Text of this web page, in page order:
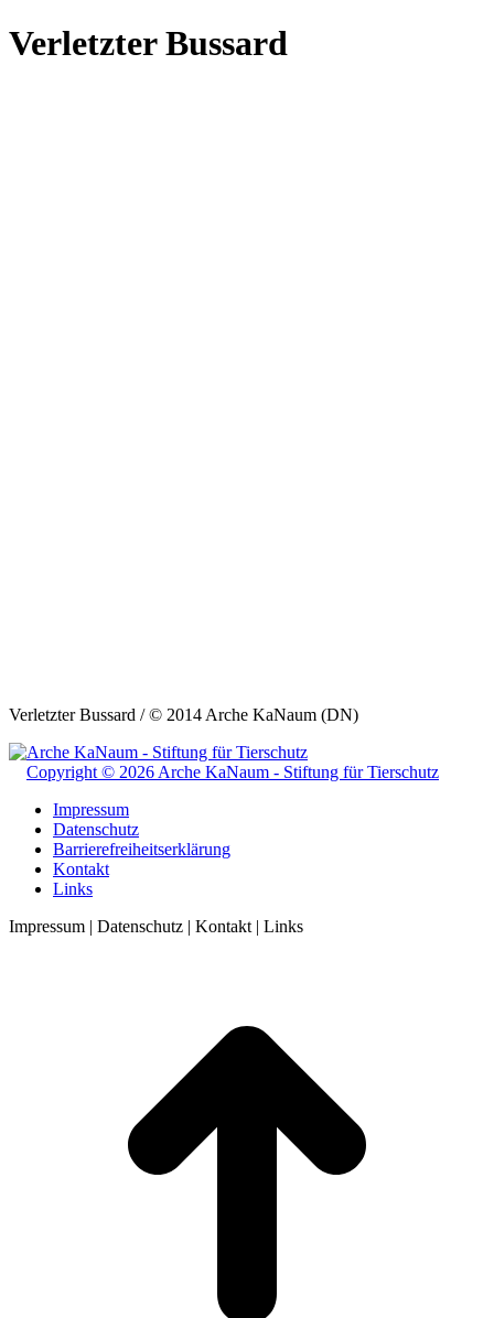
Verletzter Bussard
Verletzter Bussard / © 2014 Arche KaNaum (DN)
Copyright © 2026 Arche KaNaum - Stiftung für Tierschutz
Impressum
Datenschutz
Barrierefreiheitserklärung
Kontakt
Links
Impressum | Datenschutz | Kontakt | Links